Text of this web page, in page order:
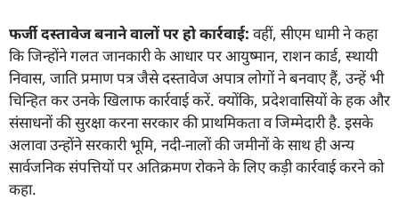
फर्जी दस्तावेज बनाने वालों पर हो कार्रवाई: वहीं, सीएम धामी ने कहा
कि जिन्होंने गलत जानकारी के आधार पर आयुष्मान, राशन कार्ड, स्थायी
निवास, जाति प्रमाण पत्र जैसे दस्तावेज अपात्र लोगों ने बनवाए हैं, उन्हें भी
चिन्हित कर उनके खिलाफ कार्रवाई करें. क्योंकि, प्रदेशवासियों के हक और
संसाधनों की सुरक्षा करना सरकार की प्राथमिकता व जिम्मेदारी है. इसके
अलावा उन्होंने सरकारी भूमि, नदी-नालों की जमीनों के साथ ही अन्य
सार्वजनिक संपत्तियों पर अतिक्रमण रोकने के लिए कड़ी कार्रवाई करने को
कहा.